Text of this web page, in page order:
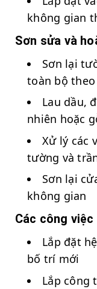
không gian
Sơn sửa và
Sơn lại
toàn bộ theo
Lau dầu,
nhiên hoặc
Xử lý các
tường và
Sơn lại
không gian
Các công
Lắp đặt
bố trí mới
Lắp công